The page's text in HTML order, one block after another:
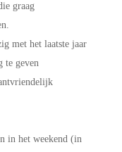
graag
met het laatste jaar
geven
in het weekend (in